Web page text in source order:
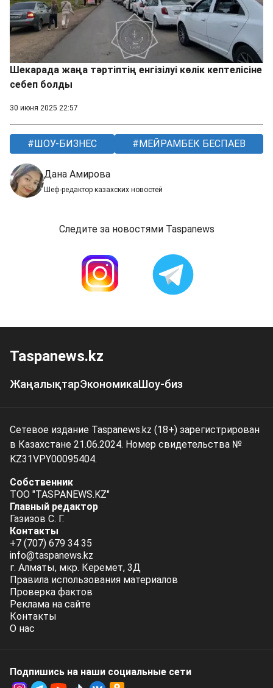
Шекарада жаңа тәртіптің енгізілуі көлік кептелісіне
себеп болды
30 июня 2025 22:57
ШОУ-БИЗНЕС МЕЙРАМБЕК БЕСПАЕВ
Дана Амирова
Шеф-редактор казахских новостей
Следите за новостями Taspanews
Taspanews.kz
ЖаңалықтарЭкономикаШоу-биз
Сетевое издание Taspanews.kz (18+) зарегистрирован
в Казахстане 21.06.2024. Номер свидетельства №
KZ31VPY00095404.
Собственник
ТОО "TASPANEWS.KZ"
Главный редактор
Газизов С. Г.
Контакты
+7 (707) 679 34 35
info@taspanews.kz
г. Алматы, мкр. Керемет, 3Д
Правила использования материалов
Проверка фактов
Реклама на сайте
Контакты
О нас
Подпишись на наши социальные cети